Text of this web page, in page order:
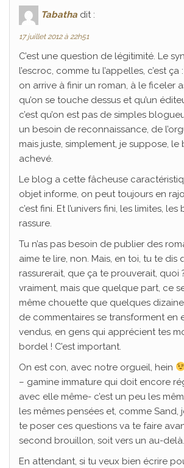
Tabatha dit :
17 juillet 2012 à 22h51
C’est une question de légitimité. Le
l’escroc, comme tu l’appelles, c’est ça
on arrive à finir un roman, à le ficeler
qu’on se touche dessus et qu’un
c’est qu’on est pas de simples
un besoin de reconnaissance, de
mais juste, simplement, je suppose, le
achevé.
Le blog a cette fâcheuse
objet informe, on peut toujours en
c’est fini. Et l’univers fini, les limites, les
rassure.
Tu n’as pas besoin de publier des
aime te lire, non. Mais, en toi, tu te dis
rassurerait, que ça te prouverait, quoi
vraiment, mais que quelque part, ce
même chouette que quelques
de commentaires se transforment en
vendus, en gens qui apprécient tes
bordel ! C’est important.
On est con, avec notre orgueil, hein
– gamine immature qui doit encore
avec elle même- c’est un peu les
les mêmes pensées et, comme Sand,
te poser ces questions va te faire
second brouillon, soit vers un au-delà.
En attendant, si tu veux bien écrire